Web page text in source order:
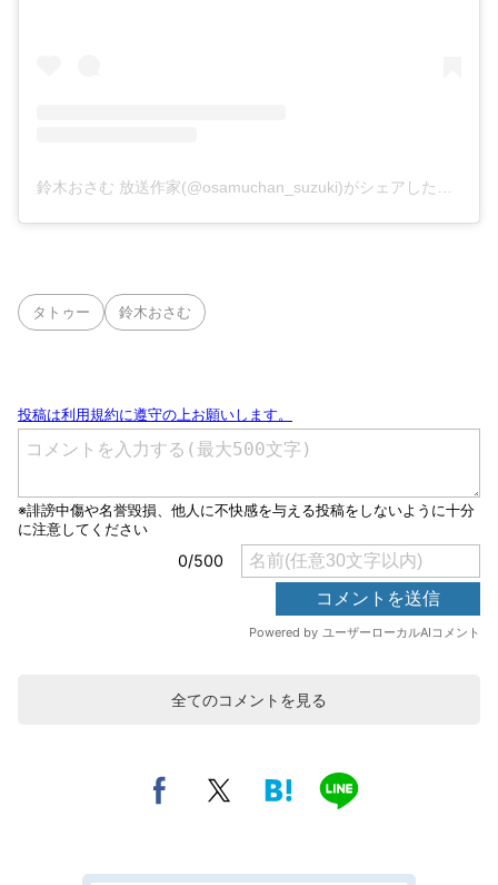
タトゥー 鈴木おさむ
全てのコメントを見る